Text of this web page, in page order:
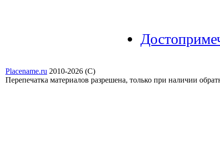
Placename.ru 2010-2026 (С)
Перепечатка материалов разрешена, только при наличии